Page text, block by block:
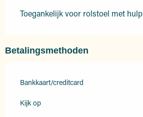
Toegankelijk voor rolstoel met hulp
Betalingsmethoden
Bankkaart/creditcard
Kijk op